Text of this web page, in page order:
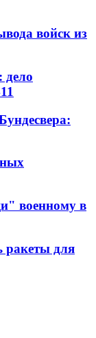
войск из
дело
военному в
ракеты для